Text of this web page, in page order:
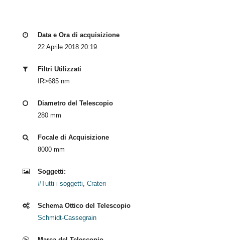
Data e Ora di acquisizione
22 Aprile 2018 20:19
Filtri Utilizzati
IR>685 nm
Diametro del Telescopio
280 mm
Focale di Acquisizione
8000 mm
Soggetti:
#Tutti i soggetti, Crateri
Schema Ottico del Telescopio
Schmidt-Cassegrain